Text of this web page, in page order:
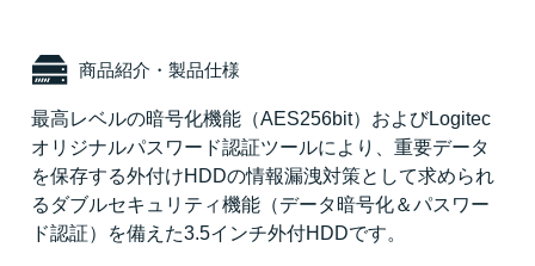
商品紹介・製品仕様
最高レベルの暗号化機能（AES256bit）およびLogitec
オリジナルパスワード認証ツールにより、重要データ
を保存する外付けHDDの情報漏洩対策として求められ
るダブルセキュリティ機能（データ暗号化＆パスワー
ド認証）を備えた3.5インチ外付HDDです。